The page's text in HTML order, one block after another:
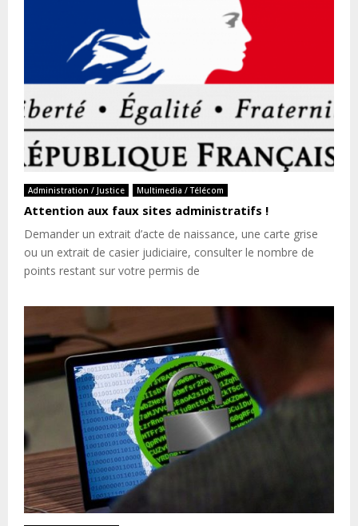
Administration / Justice Multimedia / Télécom
Attention aux faux sites administratifs !
Demander un extrait d’acte de naissance, une carte grise
ou un extrait de casier judiciaire, consulter le nombre de
points restant sur votre permis de